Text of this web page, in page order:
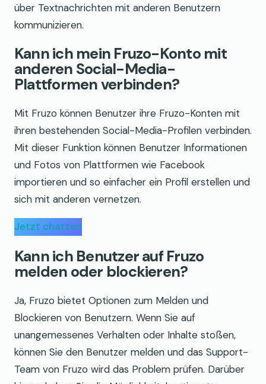
über Textnachrichten mit anderen Benutzern
kommunizieren.
Kann ich mein Fruzo-Konto mit
anderen Social-Media-
Plattformen verbinden?
Mit Fruzo können Benutzer ihre Fruzo-Konten mit
ihren bestehenden Social-Media-Profilen verbinden.
Mit dieser Funktion können Benutzer Informationen
und Fotos von Plattformen wie Facebook
importieren und so einfacher ein Profil erstellen und
sich mit anderen vernetzen.
Jetzt chatten
Kann ich Benutzer auf Fruzo
melden oder blockieren?
Ja, Fruzo bietet Optionen zum Melden und
Blockieren von Benutzern. Wenn Sie auf
unangemessenes Verhalten oder Inhalte stoßen,
können Sie den Benutzer melden und das Support-
Team von Fruzo wird das Problem prüfen. Darüber